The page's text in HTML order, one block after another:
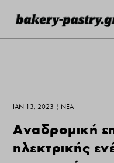
ΙΑΝ 13, 2023 | ΝΕΑ
Αναδρομική
ηλεκτρικής